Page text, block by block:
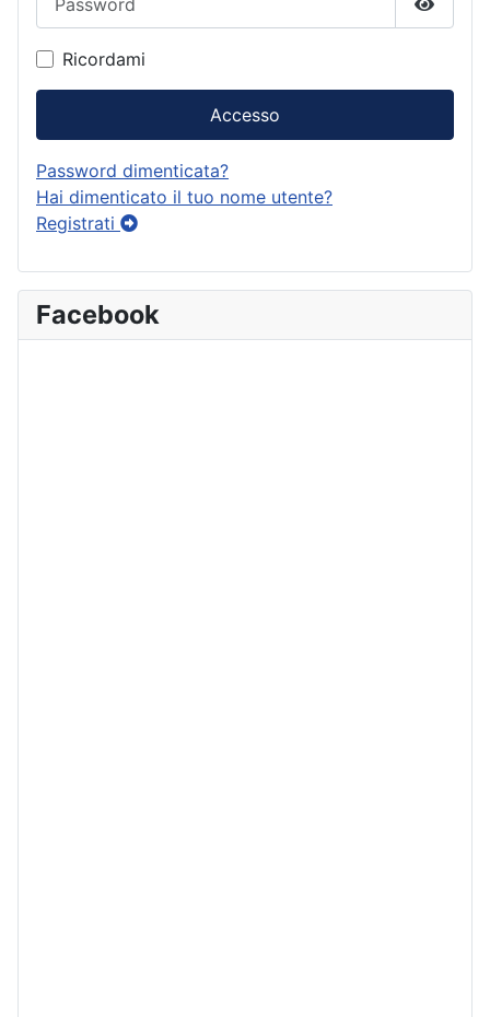
Mostra
Ricordami
Accesso
Password dimenticata?
Hai dimenticato il tuo nome utente?
Registrati
Facebook